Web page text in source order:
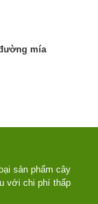
mía
sản phẩm cây
với chi phí thấp